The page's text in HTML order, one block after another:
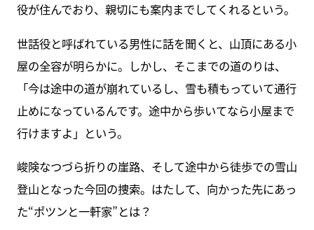
役が住んでおり、親切にも案内までしてくれるという。
世話役と呼ばれている男性に話を聞くと、山頂にある小
屋の全容が明らかに。しかし、そこまでの道のりは、
「今は途中の道が崩れているし、雪も積もっていて通行
止めになっているんです。途中から歩いてなら小屋まで
行けますよ」という。
峻険なつづら折りの崖路、そして途中から徒歩での雪山
登山となった今回の捜索。はたして、向かった先にあっ
た“ポツンと一軒家”とは？